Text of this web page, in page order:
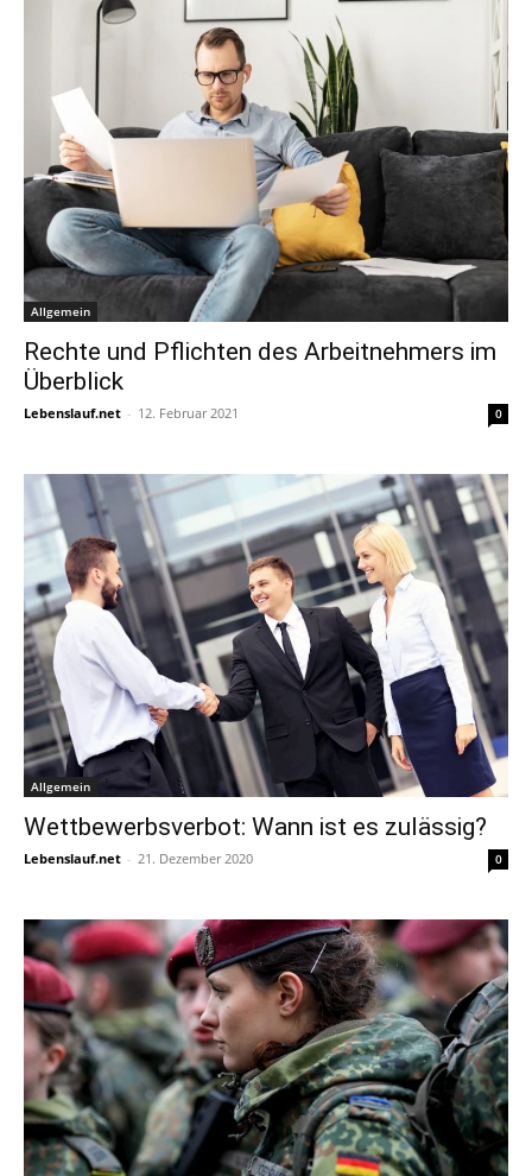
Allgemein
Rechte und Pflichten des Arbeitnehmers im
Überblick
Lebenslauf.net - 12. Februar 2021 0
Allgemein
Wettbewerbsverbot: Wann ist es zulässig?
Lebenslauf.net - 21. Dezember 2020 0